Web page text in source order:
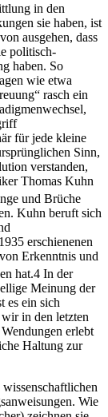
in den
sie haben, ist
ausgehen, dass
politisch-
haben. So
wie etwa
rasch ein
für jede kleine
Sinn,
verstanden,
Thomas Kuhn
und Brüche
Kuhn beruft sich
erschienenen
Erkenntnis und
hat.4 In der
Meinung der
es ein sich
in den letzten
erlebt
Haltung zur
Wie